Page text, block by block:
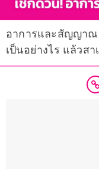
อาการและสัญญาณ
เป็นอย่างไร แล้วส